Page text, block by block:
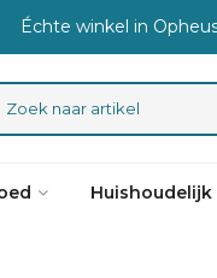
Échte winkel in
Huishoudelijk